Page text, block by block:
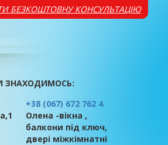
БЕЗКОШТОВНУ КОНСУЛЬТАЦІЮ
ЗНАХОДИМОСЬ:
+38 (067) 672 762 4
Олена -вікна ,
балкони під ключ,
двері міжкімнатні